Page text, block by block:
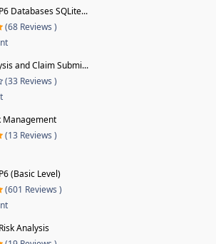
Databases SQLite...
(68 Reviews )
and Claim Submi...
(33 Reviews )
Management
(13 Reviews )
(Basic Level)
(601 Reviews )
Analysis